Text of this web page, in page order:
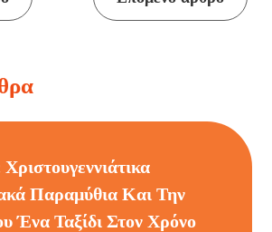
Παραμύθια Και Την
Ένα Ταξίδι Στον Χρόνο